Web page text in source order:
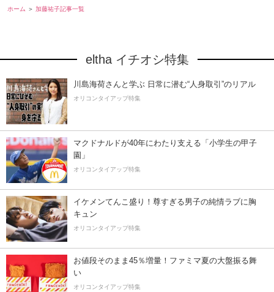
ホーム 加藤祐子記事一覧
eltha イチオシ特集
川島海荷さんと学ぶ 日常に潜む“人身取引”のリアル
オリコンタイアップ特集
マクドナルドが40年にわたり支える「小学生の甲子
園」
オリコンタイアップ特集
イケメンてんこ盛り！尊すぎる男子の純情ラブに胸
キュン
オリコンタイアップ特集
お値段そのまま45％増量！ファミマ夏の大盤振る舞
い
オリコンタイアップ特集